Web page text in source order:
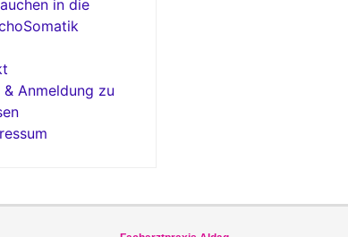
in die
& Anmeldung zu